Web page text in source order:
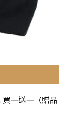
買一送一（贈品